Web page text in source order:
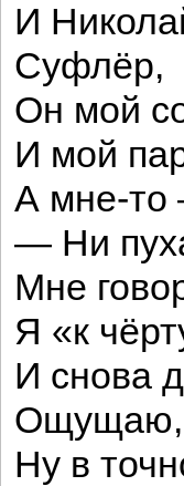
И
Суфлёр,
Он мой
И мой
А мне-то
— Ни
Мне
Я «к
И снова
Ощущаю,
Ну в